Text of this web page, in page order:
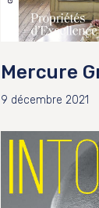
Mercure
9 décembre 2021